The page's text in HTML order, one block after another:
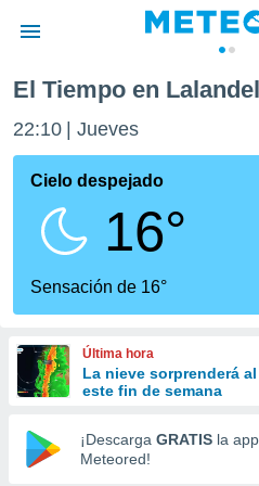
de
por
se
calidad.
a este
las
y
forma
digital
basada
El Tiempo en
22:10 Jueves
Cielo despejado
16°
Sensación de 16°
Última hora
La nieve sorprenderá
este fin de semana
¡Descarga GRATIS la
Meteored!